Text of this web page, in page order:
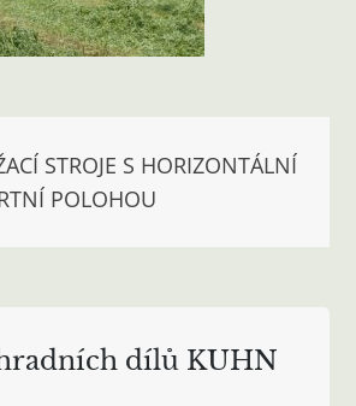
STROJE S HORIZONTÁLNÍ
POLOHOU
dílů KUHN